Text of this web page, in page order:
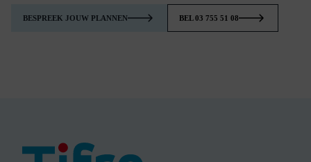
BESPREEK JOUW PLANNEN BEL 03 755 51 08